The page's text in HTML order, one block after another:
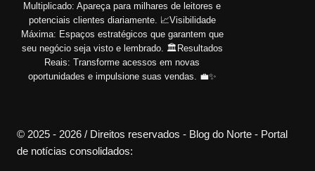
Multiplicado: Apareça para milhares de leitores e
potenciais clientes diariamente. 📈Visibilidade
Máxima: Espaços estratégicos que garantem que
seu negócio seja visto e lembrado. 🏛️Resultados
Reais: Transforme acessos em novas
oportunidades e impulsione suas vendas. 💼✨
© 2025 - 2026 / Direitos reservados - Blog do Norte - Portal
de notícias consolidados: